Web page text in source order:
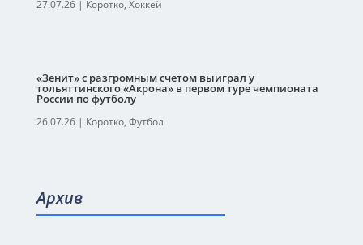
27.07.26| Коротко, Хоккей
«Зенит» с разгромным счетом выиграл у
тольяттинского «Акрона» в первом туре чемпионата
России по футболу
26.07.26| Коротко, Футбол
Архив